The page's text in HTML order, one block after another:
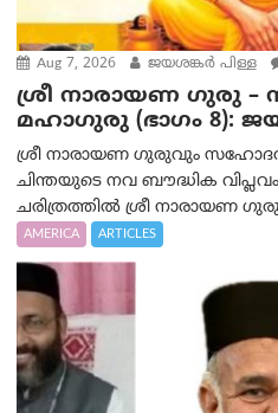
Aug 7, 2026 ജയശങ്കര്‍ പിള്ള
ശ്രീ നാരായണ ഗുരു –
മഹാഗുരു (ഭാഗം 8):
ശ്രീ നാരായണ ഗുരുവും
ചിന്തയുടെ നവ ബൗദ്ധിക
ചരിത്രത്തിൽ ശ്രീ നാരായണ
AMERICA ARTICLES